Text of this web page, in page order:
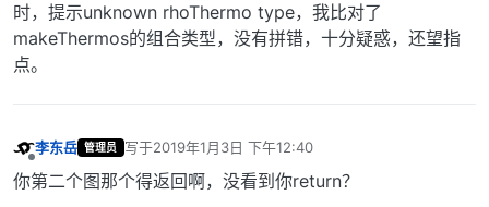
时，提示unknown rhoThermo type，我比对了
makeThermos的组合类型，没有拼错，十分疑惑，还望指
点。
李东岳 管理员 写于2019年1月3日 下午12:40
最后由 编辑
你第二个图那个得返回啊，没看到你return？